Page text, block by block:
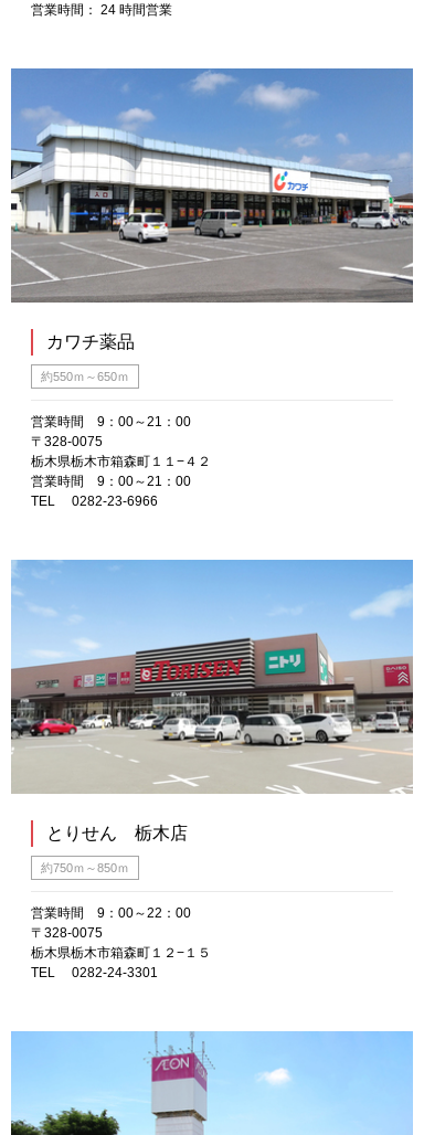
営業時間： 24 時間営業
カワチ薬品
約550ｍ～650ｍ
営業時間 9：00～21：00
〒328-0075
栃木県栃木市箱森町１１−４２
営業時間 9：00～21：00
TEL 0282-23-6966
とりせん 栃木店
約750ｍ～850ｍ
営業時間 9：00～22：00
〒328-0075
栃木県栃木市箱森町１２−１５
TEL 0282-24-3301